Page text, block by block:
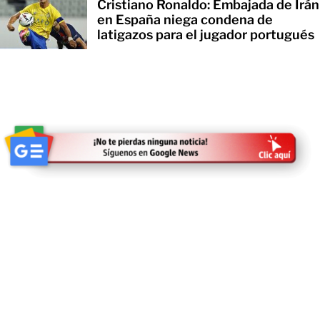
Cristiano Ronaldo: Embajada de Irán
en España niega condena de
latigazos para el jugador portugués